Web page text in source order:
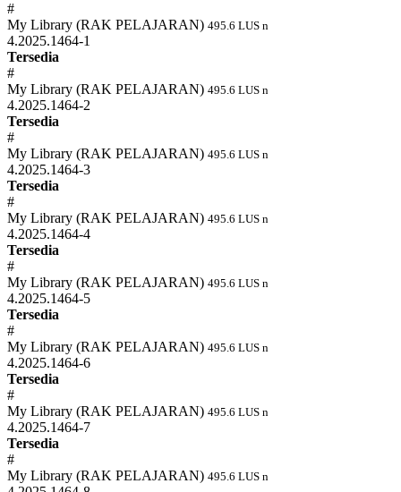
#
My Library (RAK PELAJARAN) 495.6 LUS n
4.2025.1464-1
Tersedia
#
My Library (RAK PELAJARAN) 495.6 LUS n
4.2025.1464-2
Tersedia
#
My Library (RAK PELAJARAN) 495.6 LUS n
4.2025.1464-3
Tersedia
#
My Library (RAK PELAJARAN) 495.6 LUS n
4.2025.1464-4
Tersedia
#
My Library (RAK PELAJARAN) 495.6 LUS n
4.2025.1464-5
Tersedia
#
My Library (RAK PELAJARAN) 495.6 LUS n
4.2025.1464-6
Tersedia
#
My Library (RAK PELAJARAN) 495.6 LUS n
4.2025.1464-7
Tersedia
#
My Library (RAK PELAJARAN) 495.6 LUS n